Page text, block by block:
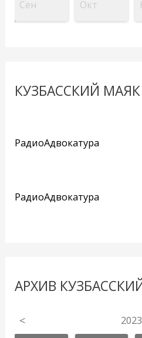
Сен Окт
КУЗБАССКИЙ МАЯК
РадиоАдвокатура
РадиоАдвокатура
АРХИВ
< 2023